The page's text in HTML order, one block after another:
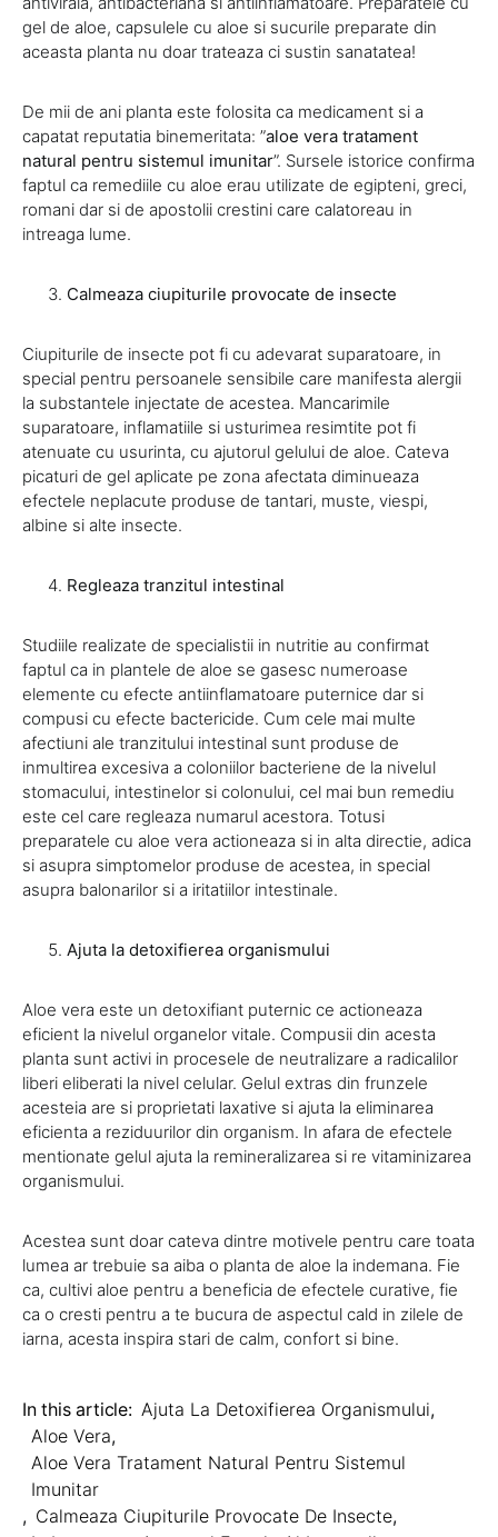
gel de aloe, capsulele cu aloe si sucurile preparate din
aceasta planta nu doar trateaza ci sustin sanatatea!
De mii de ani planta este folosita ca medicament si a
capatat reputatia binemeritata: ”aloe vera tratament
natural pentru sistemul imunitar”. Sursele istorice confirma
faptul ca remediile cu aloe erau utilizate de egipteni, greci,
romani dar si de apostolii crestini care calatoreau in
intreaga lume.
Calmeaza ciupiturile provocate de insecte
Ciupiturile de insecte pot fi cu adevarat suparatoare, in
special pentru persoanele sensibile care manifesta alergii
la substantele injectate de acestea. Mancarimile
suparatoare, inflamatiile si usturimea resimtite pot fi
atenuate cu usurinta, cu ajutorul gelului de aloe. Cateva
picaturi de gel aplicate pe zona afectata diminueaza
efectele neplacute produse de tantari, muste, viespi,
albine si alte insecte.
Regleaza tranzitul intestinal
Studiile realizate de specialistii in nutritie au confirmat
faptul ca in plantele de aloe se gasesc numeroase
elemente cu efecte antiinflamatoare puternice dar si
compusi cu efecte bactericide. Cum cele mai multe
afectiuni ale tranzitului intestinal sunt produse de
inmultirea excesiva a coloniilor bacteriene de la nivelul
stomacului, intestinelor si colonului, cel mai bun remediu
este cel care regleaza numarul acestora. Totusi
preparatele cu aloe vera actioneaza si in alta directie, adica
si asupra simptomelor produse de acestea, in special
asupra balonarilor si a iritatiilor intestinale.
Ajuta la detoxifierea organismului
Aloe vera este un detoxifiant puternic ce actioneaza
eficient la nivelul organelor vitale. Compusii din acesta
planta sunt activi in procesele de neutralizare a radicalilor
liberi eliberati la nivel celular. Gelul extras din frunzele
acesteia are si proprietati laxative si ajuta la eliminarea
eficienta a reziduurilor din organism. In afara de efectele
mentionate gelul ajuta la remineralizarea si re vitaminizarea
organismului.
Acestea sunt doar cateva dintre motivele pentru care toata
lumea ar trebuie sa aiba o planta de aloe la indemana. Fie
ca, cultivi aloe pentru a beneficia de efectele curative, fie
ca o cresti pentru a te bucura de aspectul cald in zilele de
iarna, acesta inspira stari de calm, confort si bine.
In this article: Ajuta La Detoxifierea Organismului,
Aloe Vera,
Aloe Vera Tratament Natural Pentru Sistemul
Imunitar
, Calmeaza Ciupiturile Provocate De Insecte,